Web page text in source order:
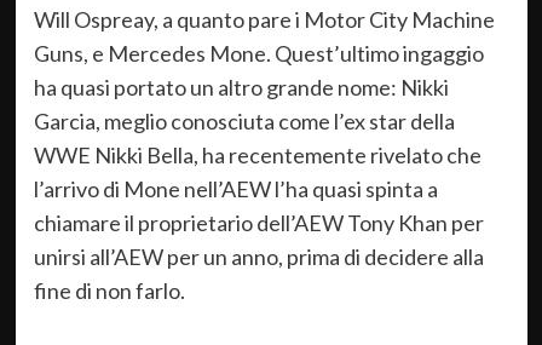
Will Ospreay, a quanto pare i Motor City Machine
Guns, e Mercedes Mone. Quest’ultimo ingaggio
ha quasi portato un altro grande nome: Nikki
Garcia, meglio conosciuta come l’ex star della
WWE Nikki Bella, ha recentemente rivelato che
l’arrivo di Mone nell’AEW l’ha quasi spinta a
chiamare il proprietario dell’AEW Tony Khan per
unirsi all’AEW per un anno, prima di decidere alla
fine di non farlo.